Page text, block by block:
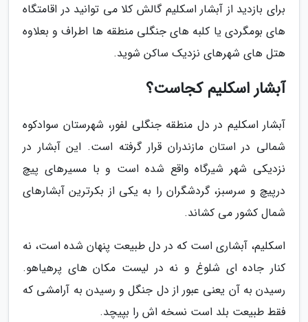
برای بازدید از آبشار اسکلیم گالش کلا می توانید در اقامتگاه
های بومگردی یا کلبه های جنگلی منطقه ها اطراف و بعلاوه
هتل های شهرهای نزدیک ساکن شوید.
آبشار اسکلیم کجاست؟
آبشار اسکلیم در دل منطقه جنگلی لفور، شهرستان سوادکوه
شمالی در استان مازندران قرار گرفته است. این آبشار در
نزدیکی شهر شیرگاه واقع شده است و با مسیرهای پیچ
درپیچ و سرسبز، گردشگران را به یکی از بکرترین آبشارهای
شمال کشور می کشاند.
اسکلیم، آبشاری است که در دل طبیعت پنهان شده است، نه
کنار جاده ای شلوغ و نه در لیست مکان های پرهیاهو.
رسیدن به آن یعنی عبور از دل جنگل و رسیدن به آرامشی که
فقط طبیعت بلد است نسخه اش را بپیچد.